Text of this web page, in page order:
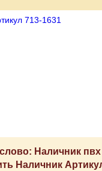
Наличник пвх
Наличник